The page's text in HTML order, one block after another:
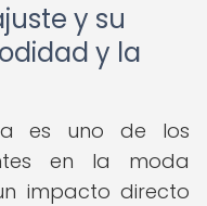
y su
y la
es uno de los
en la moda
impacto directo